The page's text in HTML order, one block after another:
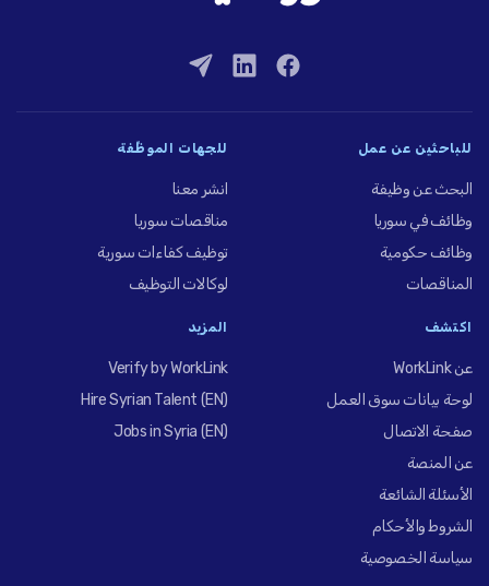
للباحثين عن عمل
البحث عن وظيفة
وظائف في سوريا
وظائف حكومية
المناقصات
للجهات الموظِّفة
انشر معنا
مناقصات سوريا
توظيف كفاءات سورية
لوكالات التوظيف
اكتشف
عن WorkLink
لوحة بيانات سوق العمل
صفحة الاتصال
عن المنصة
الأسئلة الشائعة
الشروط والأحكام
سياسة الخصوصية
المزيد
Verify by WorkLink
Hire Syrian Talent (EN)
Jobs in Syria (EN)